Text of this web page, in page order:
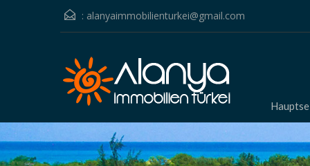
: alanyaimmobilienturkei@gmail.com